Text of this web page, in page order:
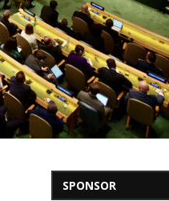
SPONSOR